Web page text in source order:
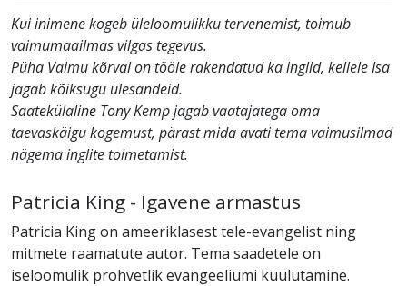
Kui inimene kogeb üleloomulikku tervenemist, toimub
vaimumaailmas vilgas tegevus.
Püha Vaimu kõrval on tööle rakendatud ka inglid, kellele Isa
jagab kõiksugu ülesandeid.
Saatekülaline Tony Kemp jagab vaatajatega oma
taevaskäigu kogemust, pärast mida avati tema vaimusilmad
nägema inglite toimetamist.
Patricia King - Igavene armastus
Patricia King on ameeriklasest tele-evangelist ning
mitmete raamatute autor. Tema saadetele on
iseloomulik prohvetlik evangeeliumi kuulutamine.